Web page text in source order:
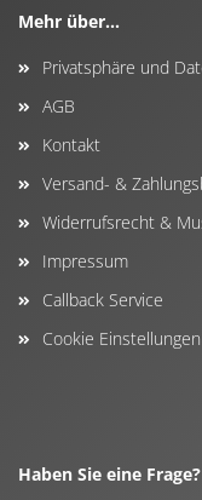
Mehr über...
Privatsphäre und
AGB
Kontakt
Versand- &
Widerrufsrecht &
Impressum
Callback Service
Cookie Einstellungen
Haben Sie eine Frage?